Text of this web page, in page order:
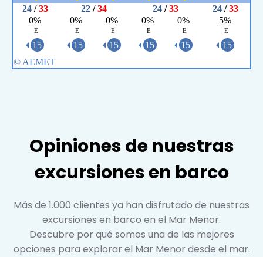
Opiniones de nuestras
excursiones en barco
Más de 1.000 clientes ya han disfrutado de nuestras
excursiones en barco en el Mar Menor.
Descubre por qué somos una de las mejores
opciones para explorar el Mar Menor desde el mar.